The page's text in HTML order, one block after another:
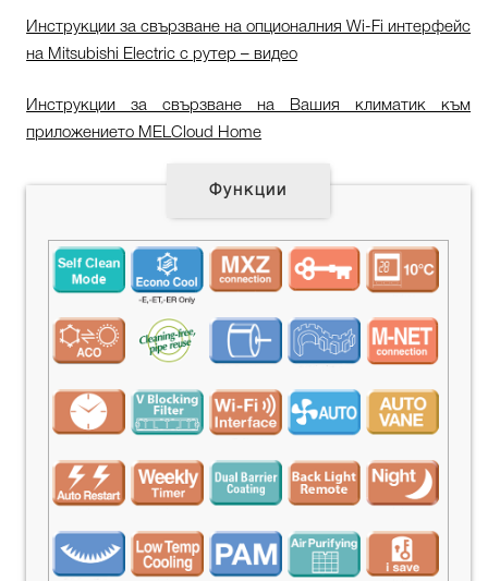
Инструкции за свързване на опционалния Wi-Fi интерфейс
на Mitsubishi Electric с рутер – видео
Инструкции за свързване на Вашия климатик към
приложението MELCloud Home
Функции